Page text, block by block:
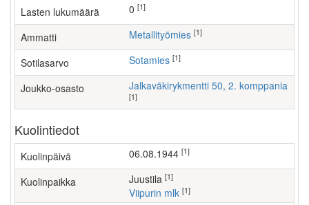
Lasten lukumäärä [1]
Ammatti metallityömies [1]
Sotilasarvo Sotamies [1]
Joukko-osasto Jalkaväkirykmentti 50, 2. komppania
[1]
Kuolintiedot
Kuolinpäivä 06.08.1944 [1]
Kuolinpaikka Juustila [1]
Viipurin mlk [1]